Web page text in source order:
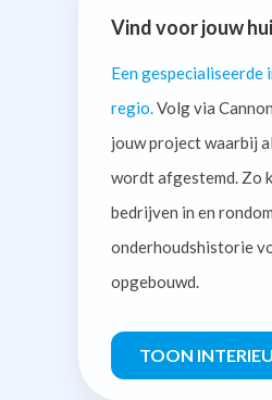
Vind voor jouw
Een
regio. Volg via
jouw project waarbij
wordt afgestemd. Zo
bedrijven in en
onderhoudshistorie
opgebouwd.
TOON